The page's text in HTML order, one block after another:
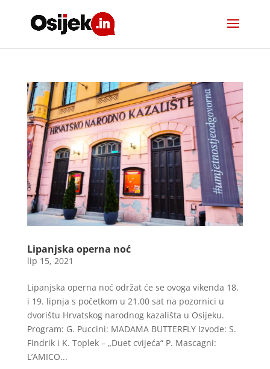
Lipanjska operna noć
lip 15, 2021
Lipanjska operna noć održat će se ovoga vikenda 18.
i 19. lipnja s početkom u 21.00 sat na pozornici u
dvorištu Hrvatskog narodnog kazališta u Osijeku.
Program: G. Puccini: MADAMA BUTTERFLY Izvode: S.
Findrik i K. Toplek – „Duet cvijeća“ P. Mascagni:
L’AMICO...